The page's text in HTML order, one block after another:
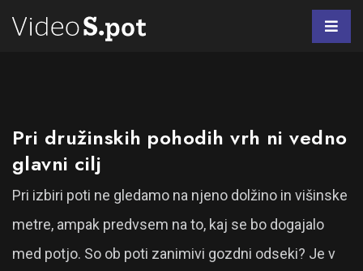
Pri družinskih pohodih vrh ni vedno
glavni cilj
Pri izbiri poti ne gledamo na njeno dolžino in višinske
metre, ampak predvsem na to, kaj se bo dogajalo
med potjo. So ob poti zanimivi gozdni odseki? Je v